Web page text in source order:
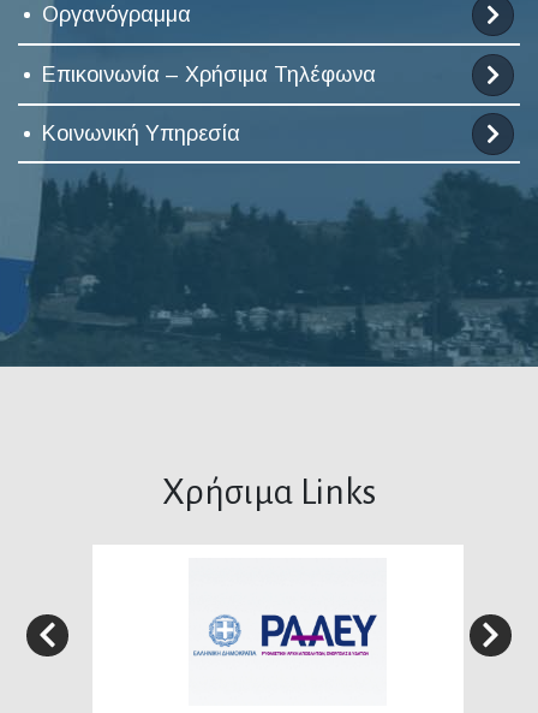
Οργανόγραμμα
Επικοινωνία – Χρήσιμα Τηλέφωνα
Κοινωνική Υπηρεσία
Χρήσιμα Links